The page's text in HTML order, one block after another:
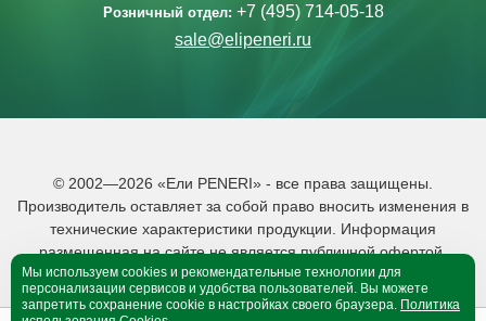
Розничный отдел: +7 (495) 714-05-18
sale@elipeneri.ru
© 2002—2026 «Ели PENERI» - все права защищены.
Производитель оставляет за собой право вносить изменения в
технические характеристики продукции. Информация
размещенная на сайте не является публичной офертой.
Политика обработки персональных данных
Мы используем cookies и рекомендательные технологии для
персонализации сервисов и удобства пользователей. Вы можете
запретить сохранение cookie в настройках своего браузера. Политика